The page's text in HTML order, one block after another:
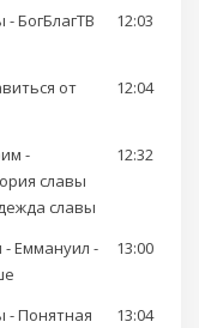
- БогБлагТВ
12:03
от
12:04
-
славы
славы
12:32
- Еммануил -
13:00
- Понятная
13:04